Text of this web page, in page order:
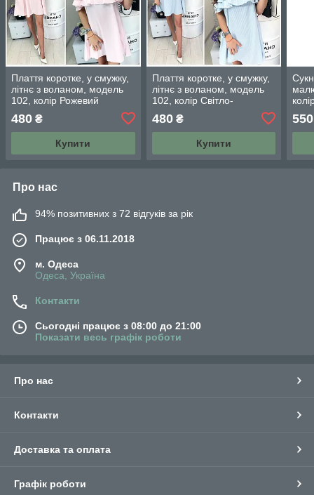
Плаття коротке, у смужку,
літнє з воланом, модель
102, колір Рожевий
480 ₴
Купити
Плаття коротке, у смужку,
літнє з воланом, модель
102, колір Світло-
480₴
Купити
550
Про нас
94% позитивних з 72 відгуків за рік
Працює з 06.11.2018
м. Одеса
Одеса, Україна
Контакти
Сьогодні працює з 08:00 до 21:00
Показати весь графік роботи
Про нас
Контакти
Доставка та оплата
Графік роботи